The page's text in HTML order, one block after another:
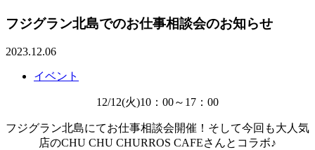
フジグラン北島でのお仕事相談会のお知らせ
2023.12.06
イベント
12/12(火)10：00～17：00
フジグラン北島にてお仕事相談会開催！そして今回も大人気
店のCHU CHU CHURROS CAFEさんとコラボ♪